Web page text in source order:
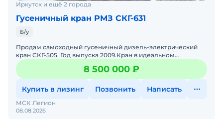
Иркутск и ещё 2 города
Гусеничный кран РМЗ СКГ-631
Б/у
Продам самоходный гусеничный дизель-электрический
кран СКГ-505. Год выпуска 2009.Кран в идеальном
техническом состоянии!Территориально находится в г.
Красноярск
8 500 000 ₽
Купить в лизинг Позвонить Написать
08.08.2026
МСК Легион